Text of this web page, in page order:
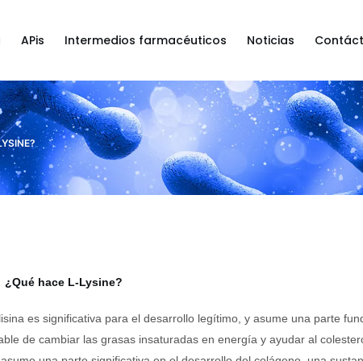
APis Intermedios farmacéuticos Noticias
¿Qué hace L-Lysine?
es significativa para el desarrollo legítimo, y asume una parte
de cambiar las grasas insaturadas en energía y ayudar al